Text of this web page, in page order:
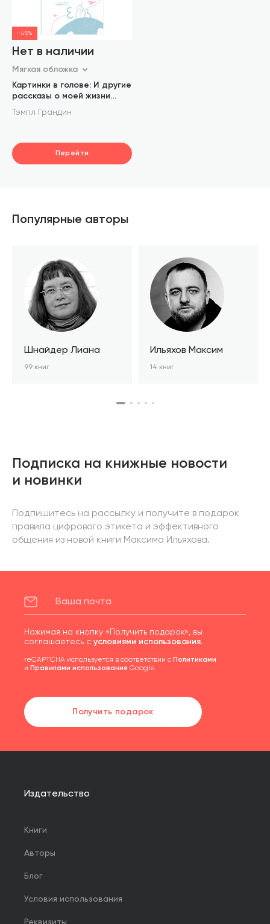
-45%
Нет в наличии
Мягкая обложка
Картинки в голове: И другие
рассказы о моей жизни
с аутизмом
Тэмпл Грандин
Перейти
Популярные авторы
Шнайдер Лиана
99 книг
Ильяхов Максим
14 книг
Подписка на книжные новости
и новинки
Подпишитесь на рассылку и получите в подарок
правила цифрового этикета и эффективного
общения из новой книги Максима Ильяхова.
Нажимая на кнопку «Получить подарок», вы
соглашаетесь с условиями использования.
reCAPTCHA используется в соответствии с Политиками
и Правилами использования Google.
Получить подарок
Издательство
Книги
Авторы
Блог
Условия использования
Реквизиты